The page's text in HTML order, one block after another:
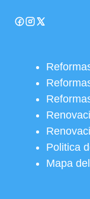
Politica
Mapa